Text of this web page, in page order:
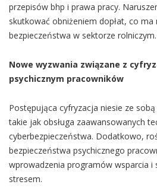
przepisów bhp i prawa pracy.
skutkować obniżeniem dopłat, co ma
bezpieczeństwa w sektorze rolniczym.
Nowe wyzwania związane z
psychicznym pracowników
Postępująca cyfryzacja niesie ze
takie jak obsługa zaawansowanych
cyberbezpieczeństwa. Dodatkowo,
bezpieczeństwa psychicznego
wprowadzenia programów wsparcia i
stresem.